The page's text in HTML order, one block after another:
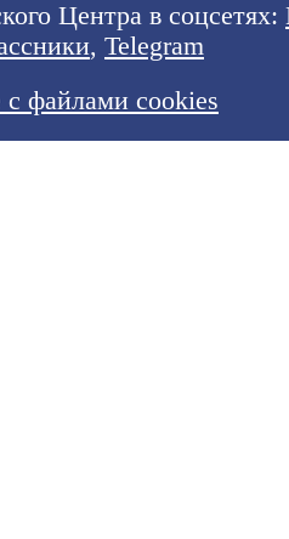
Центра в соцсетях:
, Telegram
с файлами cookies